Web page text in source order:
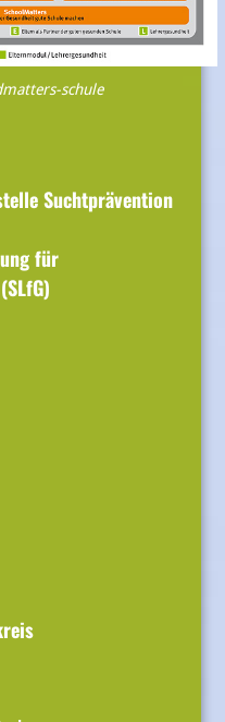
schule
Suchtprävention
für